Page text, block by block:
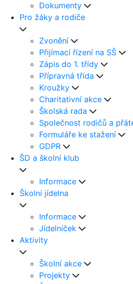
Dokumenty
Pro žáky a rodiče
Zvonění
Přijímací řízení na SŠ
Zápis do 1. třídy
Přípravná třída
Kroužky
Charitativní akce
Školská rada
Společnost rodičů a
Formuláře ke stažení
GDPR
ŠD a školní klub
Informace
Školní jídelna
Informace
Jídelníček
Aktivity
Školní akce
Projekty